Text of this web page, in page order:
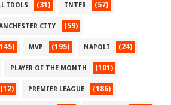
IDOLS (31) INTER (57)
CITY (59)
MVP (195) NAPOLI (24)
PLAYER OF THE MONTH (101)
(12) PREMIER LEAGUE (186)